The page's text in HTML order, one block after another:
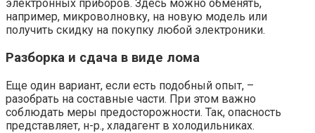
электронных приборов. Здесь можно обменять,
например, микроволновку, на новую модель или
получить скидку на покупку любой электроники.
Разборка и сдача в виде лома
Еще один вариант, если есть подобный опыт, –
разобрать на составные части. При этом важно
соблюдать меры предосторожности. Так, опасность
представляет, н-р., хладагент в холодильниках.